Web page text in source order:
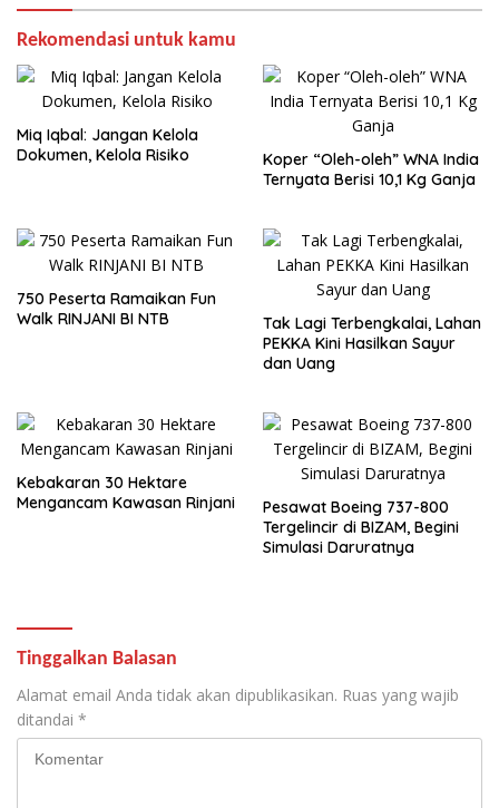
Rekomendasi untuk kamu
Miq Iqbal: Jangan Kelola
Dokumen, Kelola Risiko
Koper “Oleh-oleh” WNA India
Ternyata Berisi 10,1 Kg Ganja
750 Peserta Ramaikan Fun
Walk RINJANI BI NTB
Tak Lagi Terbengkalai, Lahan
PEKKA Kini Hasilkan Sayur
dan Uang
Kebakaran 30 Hektare
Mengancam Kawasan Rinjani
Pesawat Boeing 737-800
Tergelincir di BIZAM, Begini
Simulasi Daruratnya
Tinggalkan Balasan
Alamat email Anda tidak akan dipublikasikan. Ruas yang wajib
ditandai *